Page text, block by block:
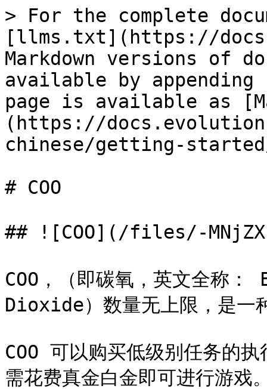
> For the complete
[llms.txt](https://
Markdown versions of
available by
page is available as
(https://
chinese/getting-
# COO
## ![COO](/files/-
COO，（即碳氧，英文全
Dioxide）数量无上限，是一
COO 可以购买低级别任务的
需花费真金白金即可进行游戏